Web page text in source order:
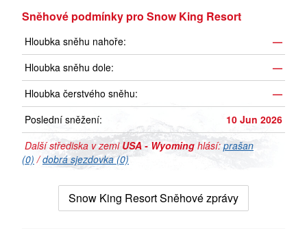
Sněhové podmínky pro Snow King Resort
Hloubka sněhu nahoře:
—
Hloubka sněhu dole:
—
Hloubka čerstvého sněhu:
—
Poslední sněžení:
10 Jun 2026
Další střediska v zemi USA - Wyoming hlásí: prašan
(0) /dobrá sjezdovka (0)
Snow King Resort Sněhové zprávy